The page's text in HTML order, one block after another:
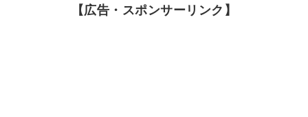
【広告・スポンサーリンク】